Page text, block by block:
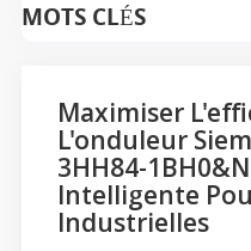
MOTS CLÉS
Maximiser
L'onduleur
3HH84-
Intelligente
Industrielles